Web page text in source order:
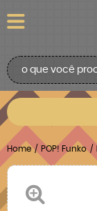
Home POP! Funko